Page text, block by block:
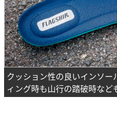
クッション性の良いインソー
ィング時も山行の踏破時など